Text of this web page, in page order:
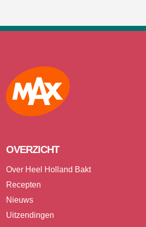
Max
OVERZICHT
Over Heel Holland Bakt
Recepten
Nieuws
Uitzendingen